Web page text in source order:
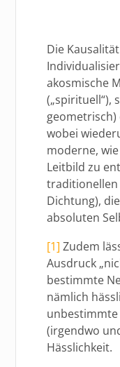
Die
akosmische
(„spirituell“),
geometrisch)
wobei
moderne,
Leitbild zu
traditionellen
Dichtung),
absoluten
[1] Zudem
Ausdruck
bestimmte
nämlich
unbestimmte
(irgendwo
Hässlichkeit.